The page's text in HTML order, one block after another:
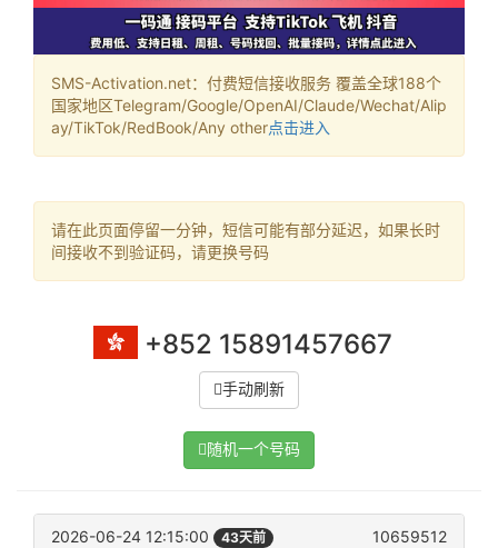
SMS-Activation.net：付费短信接收服务 覆盖全球188个
国家地区Telegram/Google/OpenAI/Claude/Wechat/Alip
ay/TikTok/RedBook/Any other点击进入
请在此页面停留一分钟，短信可能有部分延迟，如果长时
间接收不到验证码，请更换号码
+852 15891457667
手动刷新
随机一个号码
2026-06-24 12:15:00 43天前 10659512